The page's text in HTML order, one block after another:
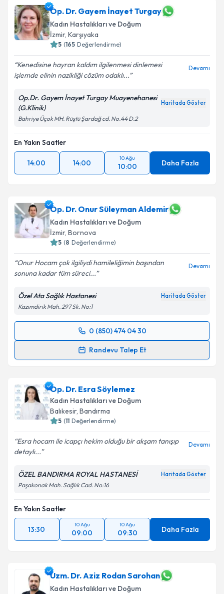
Op. Dr. Gayem İnayet Turgay
Kadın Hastalıkları ve Doğum
İzmir, Karşıyaka
5 (165 Değerlendirme)
Kenedisine hayran kaldım ilgilenmesi dinlemesi
işlemde elinin nazikliği cözüm odaklı...
Devamı
Op.Dr. Gayem İnayet Turgay Muayenehanesi
(G.Klinik)
Haritada Göster
Bahriye Üçok MH. Rüştü Şardağ cd. No.44 D.2
En Yakın Saatler
14:00 14:00
10 Ağu
10:00 Daha Fazla
Op. Dr. Onur Süleyman Aldemir
Kadın Hastalıkları ve Doğum
İzmir, Bornova
5 (8 Değerlendirme)
Onur Hocam çok ilgiliydi hamileliğimin başından
sonuna kadar tüm süreci...
Devamı
Özel Ata Sağlık Hastanesi Haritada Göster
Kazımdirik Mah. 297 Sk. No:1
0 (850) 474 04 30
Randevu Talep Et
Randevu Takvimi Talebi
almanız için bir takvim hazırlandığında e-posta ile
bilgilendireceğiz.
E-posta Adresiniz
Kişisel verilerimin işlenmesine ilişkin
Metni'ni okudum ve kişisel verilerimin belirtilen
kapsamda işlenmesini kabul ediyorum.
Takvim Talebini Gönder
Op. Dr. Esra Söylemez
Kadın Hastalıkları ve Doğum
Balıkesir, Bandırma
5 (11 Değerlendirme)
Esra hocam ile icapçı hekim olduğu bir akşam tanışıp
detaylı...
Devamı
ÖZEL BANDIRMA ROYAL HASTANESİ Haritada Göster
Paşakonak Mah. Sağlık Cad. No:16
En Yakın Saatler
13:30
10 Ağu
09:00
10 Ağu
09:30 Daha Fazla
Uzm. Dr. Aziz Rodan Sarohan
Kadın Hastalıkları ve Doğum